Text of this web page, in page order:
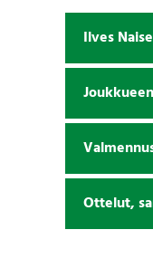
Ilves
Ottelut,